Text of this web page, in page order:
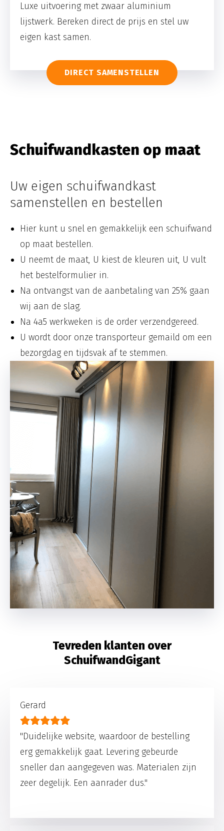
Luxe uitvoering met zwaar aluminium
lijstwerk. Bereken direct de prijs en stel uw
eigen kast samen.
DIRECT SAMENSTELLEN
Schuifwandkasten op maat
Uw eigen schuifwandkast
samenstellen en bestellen
Hier kunt u snel en gemakkelijk een schuifwand
op maat bestellen.
U neemt de maat, U kiest de kleuren uit, U vult
het bestelformulier in.
Na ontvangst van de aanbetaling van 25% gaan
wij aan de slag.
Na 4a5 werkweken is de order verzendgereed.
U wordt door onze transporteur gemaild om een
bezorgdag en tijdsvak af te stemmen.
Tevreden klanten over
SchuifwandGigant
Gerard
"Duidelijke website, waardoor de bestelling
erg gemakkelijk gaat. Levering gebeurde
sneller dan aangegeven was. Materialen zijn
zeer degelijk. Een aanrader dus."